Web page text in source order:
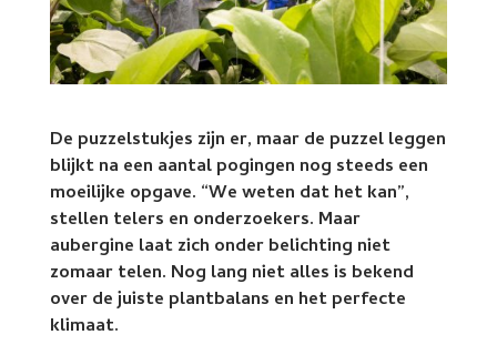
De puzzelstukjes zijn er, maar de puzzel leggen
blijkt na een aantal pogingen nog steeds een
moeilijke opgave. “We weten dat het kan”,
stellen telers en onderzoekers. Maar
aubergine laat zich onder belichting niet
zomaar telen. Nog lang niet alles is bekend
over de juiste plantbalans en het perfecte
klimaat.